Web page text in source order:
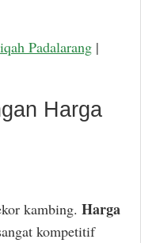
Padalarang |
Harga
kambing. Harga
kompetitif